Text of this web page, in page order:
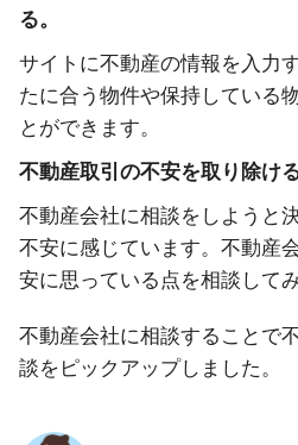
る。
サイトに不動産の情報を入力
たに合う物件や保持している
とができます。
不動産取引の不安を取り除け
不動産会社に相談をしようと
不安に感じています。不動産
安に思っている点を相談して
不動産会社に相談することで
談をピックアップしました。